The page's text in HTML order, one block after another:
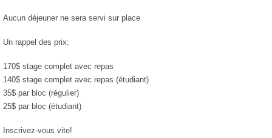
Aucun déjeuner ne sera servi sur place
Un rappel des prix:
170$ stage complet avec repas
140$ stage complet avec repas (étudiant)
35$ par bloc (régulier)
25$ par bloc (étudiant)
Inscrivez-vous vite!